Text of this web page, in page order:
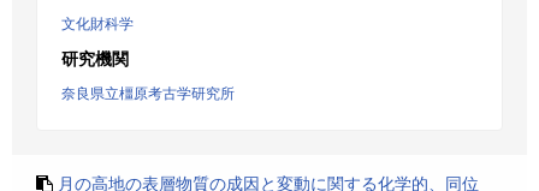
文化財科学
研究機関
奈良県立橿原考古学研究所
月の高地の表層物質の成因と変動に関する化学的、同位